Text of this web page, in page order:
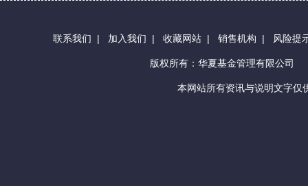
联系我们 | 加入我们 | 收藏网站 | 销售机构 | 风险提
版权所有：华夏基金管理有限公司
本网站所有资讯与说明文字仅